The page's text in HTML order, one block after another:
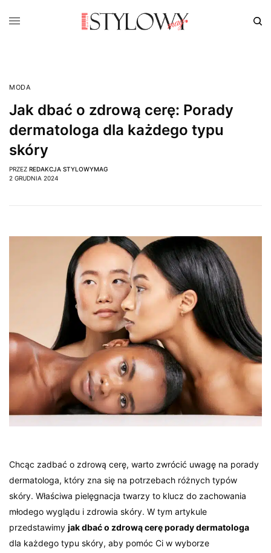
MODA
Jak dbać o zdrową cerę: Porady
dermatologa dla każdego typu
skóry
PRZEZ REDAKCJA STYLOWYMAG
2 GRUDNIA 2024
Chcąc zadbać o zdrową cerę, warto zwrócić uwagę na porady
dermatologa, który zna się na potrzebach różnych typów
skóry. Właściwa pielęgnacja twarzy to klucz do zachowania
młodego wyglądu i zdrowia skóry. W tym artykule
przedstawimyjak dbać o zdrową cerę porady dermatologa
dla każdego typu skóry, aby pomóc Ci w wyborze